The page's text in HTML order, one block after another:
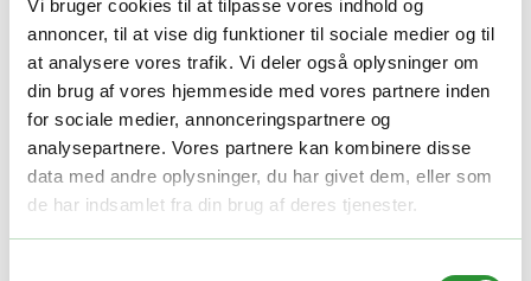
Vi bruger cookies til at tilpasse vores indhold og
annoncer, til at vise dig funktioner til sociale medier og til
at analysere vores trafik. Vi deler også oplysninger om
din brug af vores hjemmeside med vores partnere inden
for sociale medier, annonceringspartnere og
analysepartnere. Vores partnere kan kombinere disse
data med andre oplysninger, du har givet dem, eller som
de har indsamlet fra din brug af deres tjenester.
EGO CH3200E lader
800,00
oprindelige
pris
var:
800,00 kr..
695,00
aktuelle
pris
er:
695,00 kr..
+
Tilføj til kurv
Facebook Twitter LinkedIn Email
EGO F120109001 Kategori: Ladere
EGO opladere